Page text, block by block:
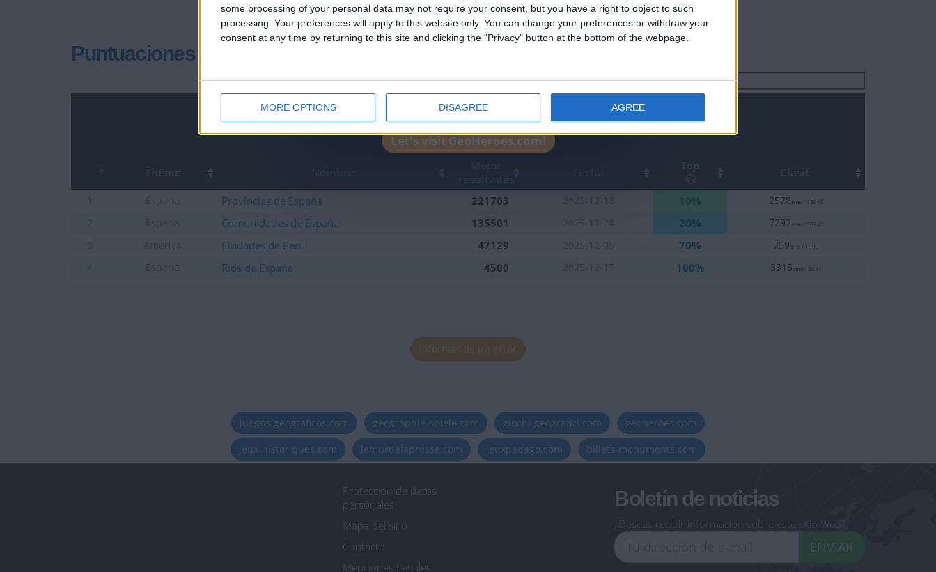
some processing of your personal data may not require your consent, but you have a right to object to such
processing. Your preferences will apply to this website only. You can change your preferences or withdraw your
consent at any time by returning to this site and clicking the "Privacy" button at the bottom of the webpage.
MORE OPTIONS DISAGREE AGREE
Puntuaciones
Buscar:
1 1
Thème Top Clasif.
Provincias de España 221703 10% 2578eme / 33545
Comunidades de España 135501 20% 7292eme / 38247
Ciudades de Peru 47129 70% 759eme / 1099
Ríos de España 4500 100% 3315eme / 3574
Informar de un error
juegos-geograficos.com geographie-spiele.com giochi-geografici.com
geoheroes.com
jeux-historiques.com
lemurdelapresse.com jeuxpedago.com billets-monuments.com
Protección de datos
personales
Mapa del sitio
Contacto
Menciones Legales
Boletín de noticias
¿Deseas recibir información sobre este sitio Web?
ENVIAR
Let's visit GeoHeroes.com!